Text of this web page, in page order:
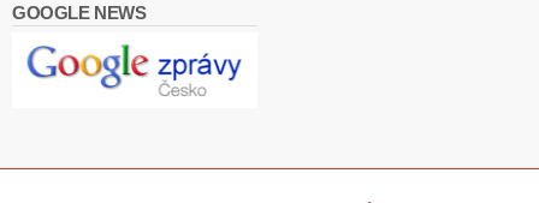
GOOGLE NEWS